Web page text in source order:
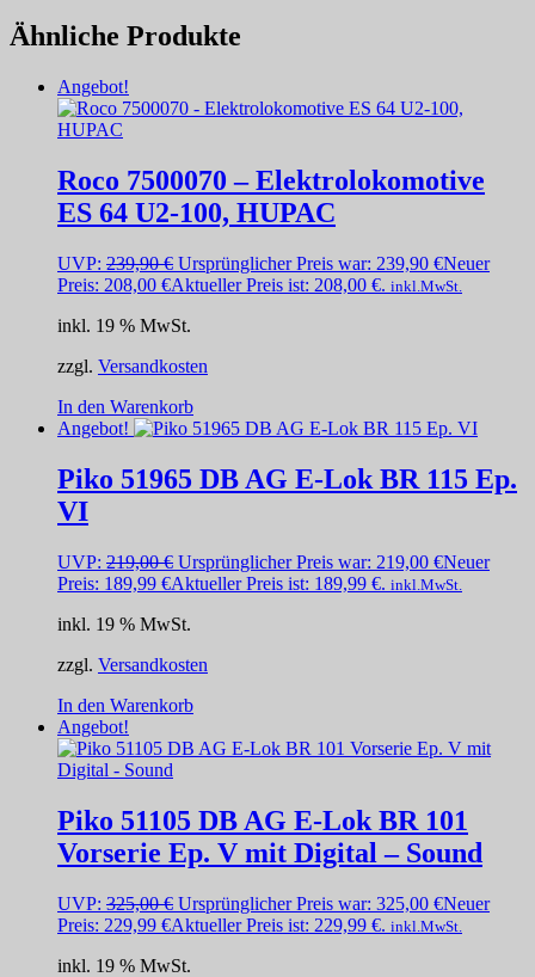
Ähnliche Produkte
Angebot!
Roco 7500070 – Elektrolokomotive
ES 64 U2-100, HUPAC
UVP: 239,90€ Ursprünglicher Preis war: 239,90 €Neuer
Preis: 208,00 €Aktueller Preis ist: 208,00 €. inkl.MwSt.
inkl. 19 % MwSt.
zzgl. Versandkosten
In den Warenkorb
Angebot!
Piko 51965 DB AG E-Lok BR 115 Ep.
VI
UVP: 219,00€ Ursprünglicher Preis war: 219,00 €Neuer
Preis: 189,99 €Aktueller Preis ist: 189,99 €. inkl.MwSt.
inkl. 19 % MwSt.
zzgl. Versandkosten
In den Warenkorb
Angebot!
Piko 51105 DB AG E-Lok BR 101
Vorserie Ep. V mit Digital – Sound
UVP: 325,00€ Ursprünglicher Preis war: 325,00 €Neuer
Preis: 229,99 €Aktueller Preis ist: 229,99 €. inkl.MwSt.
inkl. 19 % MwSt.